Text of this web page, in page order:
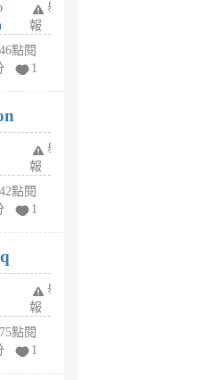
舉
報
點閱
1
舉
報
點閱
1
舉
報
點閱
1